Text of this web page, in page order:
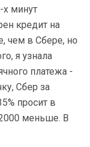
х минут
кредит на
чем в Сбере, но
я узнала
платежа -
Сбер за
просит в
меньше. В